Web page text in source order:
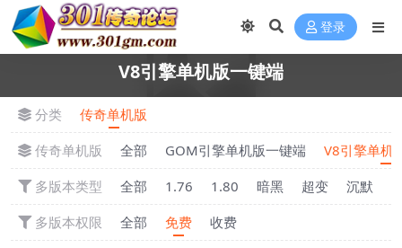
登录
V8引擎单机版一键端
分类
传奇单机版
传奇单机版
全部 GOM引擎单机版一键端
V8引擎单机
多版本类型
全部 1.76 1.80 暗黑 超变 沉默
多版本权限
全部 免费
收费